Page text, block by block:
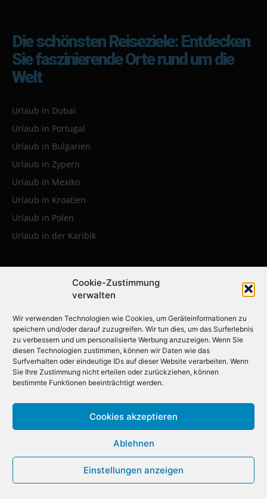
Cookie-Zustimmung
verwalten
Wir verwenden Technologien wie Cookies, um Geräteinformationen zu
speichern und/oder darauf zuzugreifen. Wir tun dies, um das Surferlebnis
zu verbessern und um personalisierte Werbung anzuzeigen. Wenn Sie
diesen Technologien zustimmen, können wir Daten wie das
Surfverhalten oder eindeutige IDs auf dieser Website verarbeiten. Wenn
Sie Ihre Zustimmung nicht erteilen oder zurückziehen, können
bestimmte Funktionen beeinträchtigt werden.
Cookies akzeptieren
Ablehnen
Einstellungen anzeigen
Die schönsten Reiseziele: Entdecken
Sie faszinierende Orte rund um die
Welt
Urlaub in Dubai
Urlaub in Portugal
Urlaub in Bulgarien
Urlaub in Zypern
Urlaub in Mexiko
Urlaub in Kroatien
Urlaub in Polen
Urlaub in der Karibik
Die beliebtesten Städtereisen:
Erleben Sie die faszinierendsten
Metropolen weltweit
Städtereise nach Krakau
Städtereise nach London
Städtereise nach Barcelona
Städtereise nach Berlin
Städtereise nach Amsterdam
Städtereise nach Paris
Städtereise nach Rom